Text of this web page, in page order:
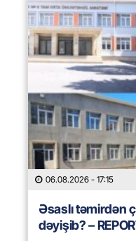
06.08.2026 - 17:15
Əsaslı təmirdən
dəyişib? –